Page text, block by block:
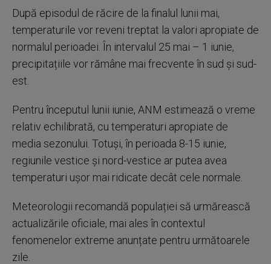
După episodul de răcire de la finalul lunii mai,
temperaturile vor reveni treptat la valori apropiate de
normalul perioadei. În intervalul 25 mai – 1 iunie,
precipitațiile vor rămâne mai frecvente în sud și sud-
est.
Pentru începutul lunii iunie, ANM estimează o vreme
relativ echilibrată, cu temperaturi apropiate de
media sezonului. Totuși, în perioada 8-15 iunie,
regiunile vestice și nord-vestice ar putea avea
temperaturi ușor mai ridicate decât cele normale.
Meteorologii recomandă populației să urmărească
actualizările oficiale, mai ales în contextul
fenomenelor extreme anunțate pentru următoarele
zile.